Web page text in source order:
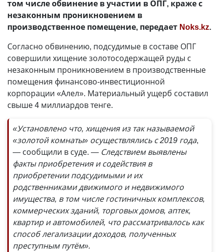
том числе обвинение в участии в ОПГ, краже с
незаконным проникновением в
производственное помещение, передает Noks.kz.
Согласно обвинению, подсудимые в составе ОПГ
совершили хищение золотосодержащей руды с
незаконным проникновением в производственные
помещения финансово-инвестиционной
корпорации «Алел». Материальный ущерб составил
свыше 4 миллиардов тенге.
«Установлено что, хищения из так называемой
«золотой комнаты» осуществлялись с 2019 года,
— сообщили в суде. — Следствием выявлены
факты приобретения и содействия в
приобретении подсудимыми и их
родственниками движимого и недвижимого
имущества, в том числе гостиничных комплексов,
коммерческих зданий, торговых домов, аптек,
квартир и автомобилей, что рассматривалось как
способ легализации доходов, полученных
преступным путём».